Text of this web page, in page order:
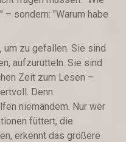
sondern: "Warum habe
um zu gefallen. Sie sind
aufzurütteln. Sie sind
Zeit zum Lesen –
Denn
niemandem. Nur wer
füttert, die
erkennt das größere